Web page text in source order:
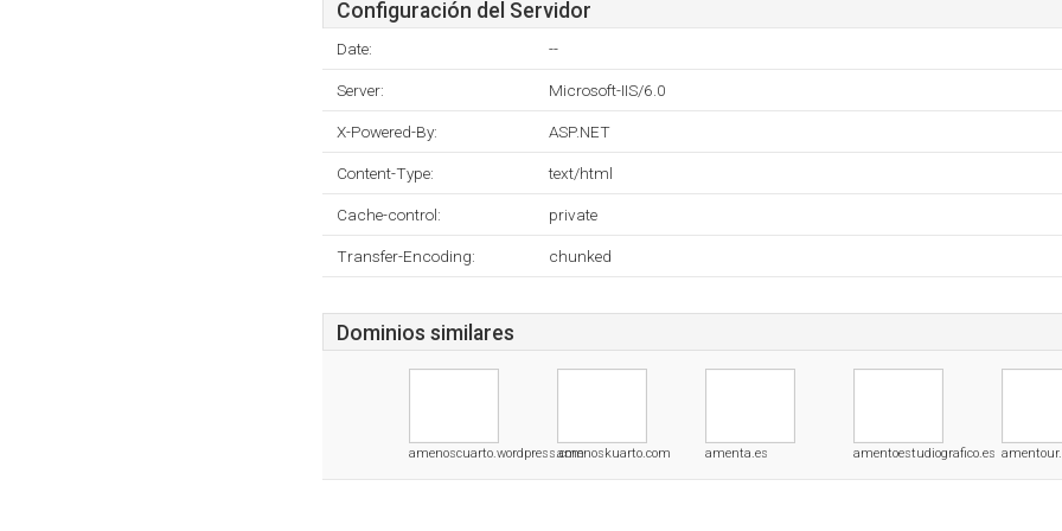
Configuración del Servidor
Date: --
Server: Microsoft-IIS/6.0
X-Powered-By: ASP.NET
Content-Type: text/html
Cache-control: private
Transfer-Encoding: chunked
Dominios similares
amenoscuarto.wordpress.comamenoskuarto.com amenta.es amentoestudiografico.es